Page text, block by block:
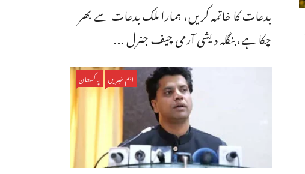
بدعات کا خاتمہ کریں، ہمارا ملک بدعات سے بھر
چکا ہے،بنگله دیشی آرمی چیف جنرل ...
اہم خبریں پاکستان